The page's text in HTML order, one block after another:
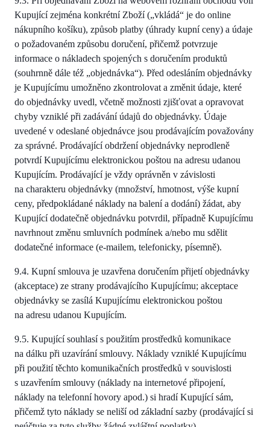
Kupující zejména konkrétní Zboží („vkládá“ je do online
nákupního košíku), způsob platby (úhrady kupní ceny) a údaje
o požadovaném způsobu doručení, přičemž potvrzuje
informace o nákladech spojených s doručením produktů
(souhrnně dále též „objednávka“). Před odesláním objednávky
je Kupujícímu umožněno zkontrolovat a změnit údaje, které
do objednávky uvedl, včetně možnosti zjišťovat a opravovat
chyby vzniklé při zadávání údajů do objednávky. Údaje
uvedené v odeslané objednávce jsou prodávajícím považovány
za správné. Prodávající obdržení objednávky neprodleně
potvrdí Kupujícímu elektronickou poštou na adresu udanou
Kupujícím. Prodávající je vždy oprávněn v závislosti
na charakteru objednávky (množství, hmotnost, výše kupní
ceny, předpokládané náklady na balení a dodání) žádat, aby
Kupující dodatečně objednávku potvrdil, případně Kupujícímu
navrhnout změnu smluvních podmínek a/nebo mu sdělit
dodatečné informace (e-mailem, telefonicky, písemně).
9.4. Kupní smlouva je uzavřena doručením přijetí objednávky
(akceptace) ze strany prodávajícího Kupujícímu; akceptace
objednávky se zasílá Kupujícímu elektronickou poštou
na adresu udanou Kupujícím.
9.5. Kupující souhlasí s použitím prostředků komunikace
na dálku při uzavírání smlouvy. Náklady vzniklé Kupujícímu
při použití těchto komunikačních prostředků v souvislosti
s uzavřením smlouvy (náklady na internetové připojení,
náklady na telefonní hovory apod.) si hradí Kupující sám,
přičemž tyto náklady se neliší od základní sazby (prodávající si